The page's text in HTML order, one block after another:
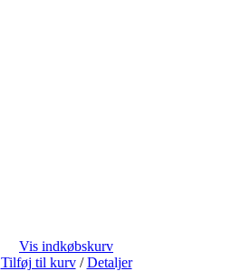
Vis indkøbskurv
Tilføj til kurv / Detaljer